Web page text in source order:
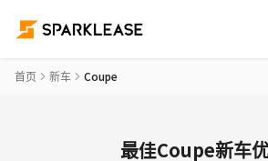
首页 新车 Coupe
最佳Coupe新车